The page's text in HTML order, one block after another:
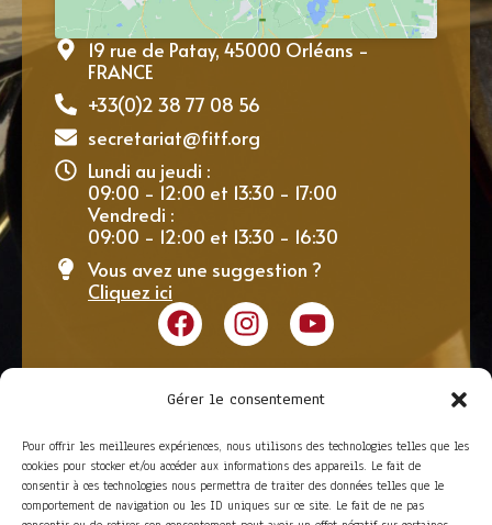
Gérer le consentement
Pour offrir les meilleures expériences, nous utilisons des technologies telles que les
cookies pour stocker et/ou accéder aux informations des appareils. Le fait de
consentir à ces technologies nous permettra de traiter des données telles que le
comportement de navigation ou les ID uniques sur ce site. Le fait de ne pas
19 rue de Patay, 45000 Orléans -
FRANCE
+33(0)2 38 77 08 56
secretariat@fitf.org
Lundi au jeudi :
09:00 - 12:00 et 13:30 - 17:00
Vendredi :
09:00 - 12:00 et 13:30 - 16:30
Vous avez une suggestion ?
Cliquez ici